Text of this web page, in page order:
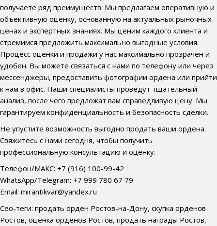
получаете ряд преимуществ. Мы предлагаем оперативную и
объективную оценку, основанную на актуальных рыночных
ценах и экспертных знаниях. Мы ценим каждого клиента и
стремимся предложить максимально выгодные условия.
Процесс оценки и продажи у нас максимально прозрачен и
удобен. Вы можете связаться с нами по телефону или через
мессенджеры, предоставить фотографии ордена или прийти
к нам в офис. Наши специалисты проведут тщательный
анализ, после чего предложат вам справедливую цену. Мы
гарантируем конфиденциальность и безопасность сделки.
Не упустите возможность выгодно продать ваши ордена.
Свяжитесь с нами сегодня, чтобы получить
профессиональную консультацию и оценку.
Телефон/МАКС: +7 (916) 100-99-42
WhatsApp/Telegram: +7 999 780 67 79
Email: mirantikvar@yandex.ru
Сео-теги: продать орден Ростов-на-Дону, скупка орденов
Ростов, оценка орденов Ростов, продать награды Ростов,